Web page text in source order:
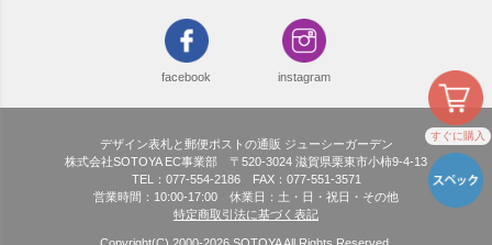
すぐに購入
facebook instagram
デザイン表札と郵便ポストの通販 ジューシーガーデン
株式会社SOTOYA EC事業部 〒520-3024 滋賀県栗東市小柿9-4-13
TEL：077-554-2186 FAX：077-551-3571
営業時間：10:00-17:00 休業日：土・日・祝日・その他
特定商取引法に基づく表記